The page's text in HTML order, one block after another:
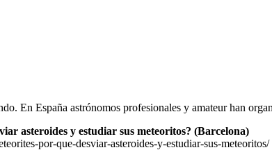
En España astrónomos profesionales y amateur han
asteroides y estudiar sus meteoritos? (Barcelona)
por-que-desviar-asteroides-y-estudiar-sus-meteoritos/